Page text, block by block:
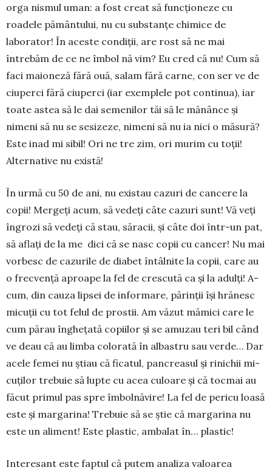
orga­­ nismul uman: a fost creat să func­ţioneze cu
roadele pământului, nu cu substanţe chimice de
laborator! În aceste condiţii, are rost să ne mai
întrebăm de ce ne îmbol­ nă­ vim? Eu cred că nu! Cum să
faci maioneză fără ouă, salam fără carne, con­ ser­ ve de
ciuperci fără ciuperci (iar exemplele pot continua), iar
toate astea să le dai semenilor tăi să le mănânce şi
nimeni să nu se sesi­zeze, nimeni să nu ia nici o mă­sură?
Este inad­ mi­ sibil! Ori ne tre­ zim, ori murim cu toţii!
Alternative nu există!
În urmă cu 50 de ani, nu existau cazuri de cancere la
copii! Mergeţi acum, să vedeţi câte cazuri sunt! Vă veţi
îngrozi să vedeţi că stau, săracii, şi câte doi într-un pat,
să aflaţi de la me­ ­ dici că se nasc copii cu cancer! Nu mai
vorbesc de ca­zurile de diabet întâlnite la copii, care au
o frec­venţă aproape la fel de crescută ca şi la adulţi! A­
cum, din cauza lipsei de in­for­ma­re, părinţii îşi hră­nesc
micuţii cu tot felul de pros­tii. Am văzut mă­mici care le
cum­ părau îngheţată co­piilor şi se amuzau teri­ bil când
ve­ deau că au limba co­lorată în albastru sau ver­de… Dar
acele femei nu ştiau că ficatul, pancrea­sul şi rinichii mi­
cuţilor trebuie să lupte cu acea cu­loare şi că tocmai au
făcut primul pas spre îmbol­năvire! La fel de pe­ri­cu­ loasă
este şi margarina! Tre­buie să se ştie că margarina nu
este un aliment! Este plastic, ambalat în… plastic!
Interesant este faptul că putem analiza valoarea